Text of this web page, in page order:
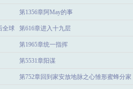
第1356章阿May的事
全球 第616章进入十九层
第1965章统一指挥
第5531章阳谋
第752章回到家安放地脉之心雏形蜜蜂分家